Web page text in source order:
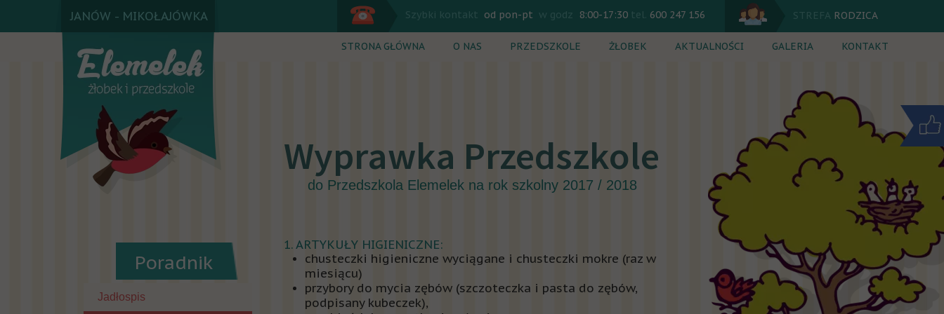
Jadłospis
JANÓW - MIKOŁAJÓWKA STREFA RODZICA
STRONA GŁÓWNA O NAS PRZEDSZKOLE
Cennik
ŻŁOBEK
Cennik
AKTUALNOŚCI GALERIA KONTAKT
Szybki kontakt od pon-pt w godz 8:00-17:30 tel. 600 247 156
do Przedszkola Elemelek na rok szkolny 2017 / 2018
1. ARTYKUŁY HIGIENICZNE:
chusteczki higieniczne wyciągane i chusteczki mokre (raz w
miesiącu)
przybory do mycia zębów (szczoteczka i pasta do zębów,
podpisany kubeczek),
Poradnik
Wyprawka Przedszkole